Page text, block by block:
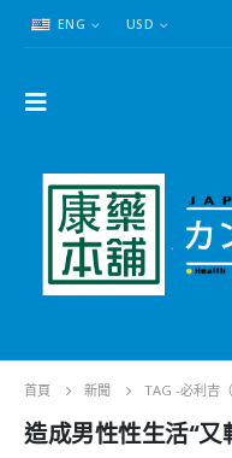
ENG USD
首頁 新聞 TAG -必利吉（
造成男性性生活“又